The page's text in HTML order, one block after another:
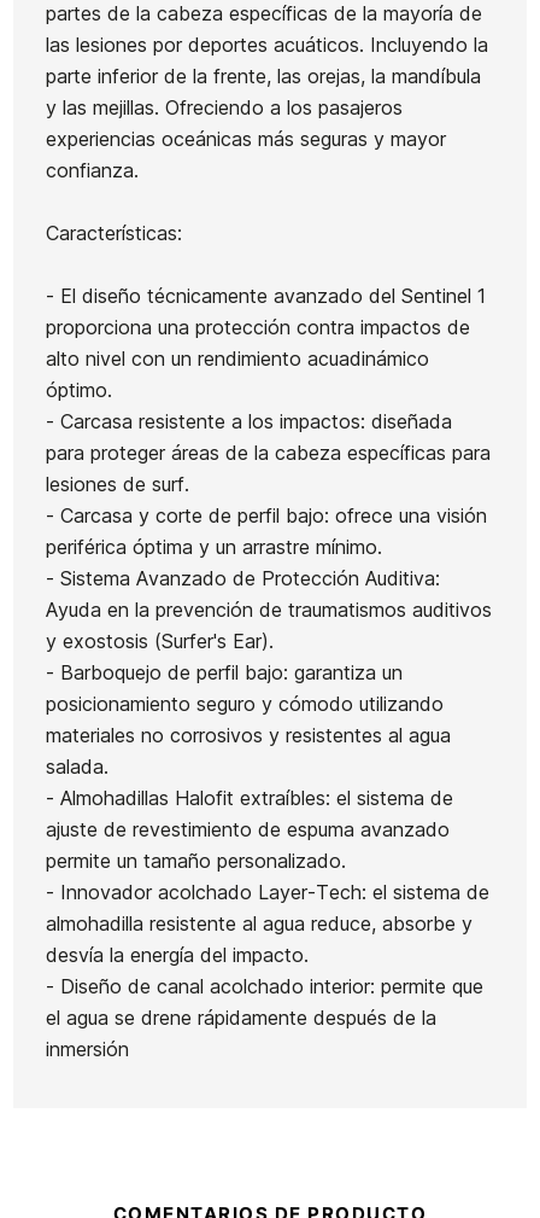
partes de la cabeza específicas de la mayoría de
las lesiones por deportes acuáticos. Incluyendo la
parte inferior de la frente, las orejas, la mandíbula
y las mejillas. Ofreciendo a los pasajeros
experiencias oceánicas más seguras y mayor
confianza.
Características:
- El diseño técnicamente avanzado del Sentinel 1
proporciona una protección contra impactos de
alto nivel con un rendimiento acuadinámico
óptimo.
- Carcasa resistente a los impactos: diseñada
para proteger áreas de la cabeza específicas para
lesiones de surf.
- Carcasa y corte de perfil bajo: ofrece una visión
periférica óptima y un arrastre mínimo.
- Sistema Avanzado de Protección Auditiva:
Ayuda en la prevención de traumatismos auditivos
y exostosis (Surfer's Ear).
- Barboquejo de perfil bajo: garantiza un
posicionamiento seguro y cómodo utilizando
materiales no corrosivos y resistentes al agua
salada.
- Almohadillas Halofit extraíbles: el sistema de
ajuste de revestimiento de espuma avanzado
permite un tamaño personalizado.
- Innovador acolchado Layer-Tech: el sistema de
almohadilla resistente al agua reduce, absorbe y
desvía la energía del impacto.
- Diseño de canal acolchado interior: permite que
el agua se drene rápidamente después de la
inmersión
Ean13 21080499
Quillas
FCSII
Mick
Fanning
PG
No hay características para